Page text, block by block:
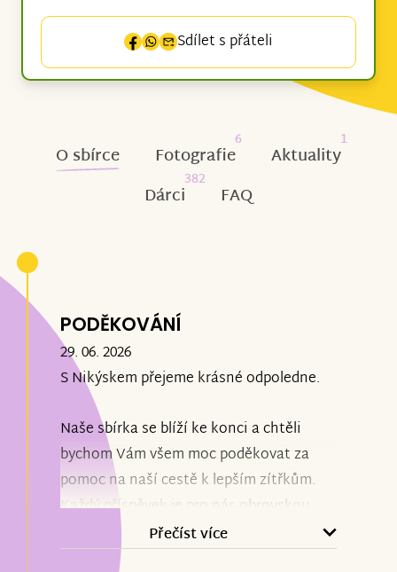
Sdílet s přáteli
O sbírce Fotografie
6
Aktuality
1
Dárci
382
FAQ
PODĚKOVÁNÍ
29. 06. 2026
S Nikýskem přejeme krásné odpoledne.
Naše sbírka se blíží ke konci a chtěli
bychom Vám všem moc poděkovat za
pomoc na naší cestě k lepším zítřkům.
Každý příspěvek je pro nás obrovskou
podporou a důkazem, že na to nejsme
sami. Vaší pomoci si nesmírně vážíme.
Přečíst více